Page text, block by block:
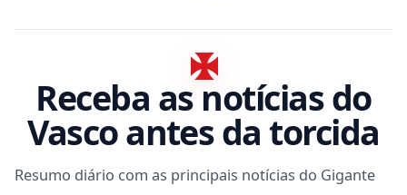
Receba as notícias do
Vasco antes da torcida
Resumo diário com as principais notícias do Gigante